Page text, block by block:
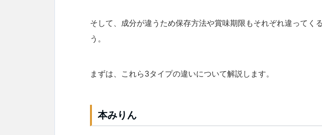
そして、成分が違うため保存方法や賞味期限もそれぞれ違ってく
う。
まずは、これら3タイプの違いについて解説します。
本みりん